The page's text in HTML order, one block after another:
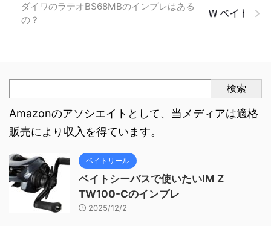
ダイワのラテオBS68MBのインプレはある
の？
検索
Amazonのアソシエイトとして、当メディアは適格
販売により収入を得ています。
ベイトリール
ベイトシーバスで使いたいIM Z
TW100-Cのインプレ
2025/12/2